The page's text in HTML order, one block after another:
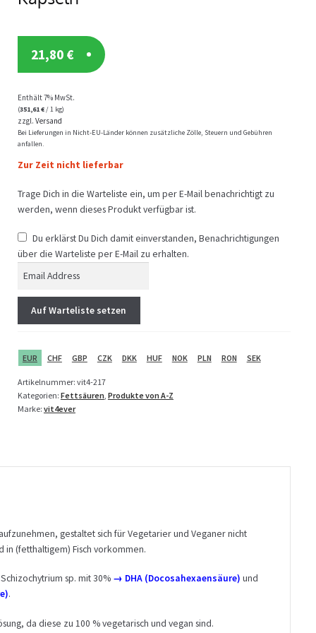
21,80 €
Enthält 7% MwSt.
(351,61€/ 1 kg)
zzgl. Versand
Bei Lieferungen in Nicht-EU-Länder können zusätzliche Zölle, Steuern und Gebühren
anfallen.
Zur Zeit nicht lieferbar
Trage Dich in die Warteliste ein, um per E-Mail benachrichtigt zu
werden, wenn dieses Produkt verfügbar ist.
Du erklärst Du Dich damit einverstanden, Benachrichtigungen
über die Warteliste per E-Mail zu erhalten.
t
y
u
r
e
r
e
s
j
Auf Warteliste setzen
EUR CHF GBP CZK DKK HUF NOK PLN RON SEK
Artikelnummer: vit4-217
Kategorien: Fettsäuren, Produkte von A-Z
Marke: vit4ever
gestaltet sich für Vegetarier und Veganer nicht
(fetthaltigem) Fisch vorkommen.
sp. mit 30% → DHA (Docosahexaensäure) und
.
da diese zu 100 % vegetarisch und vegan sind.